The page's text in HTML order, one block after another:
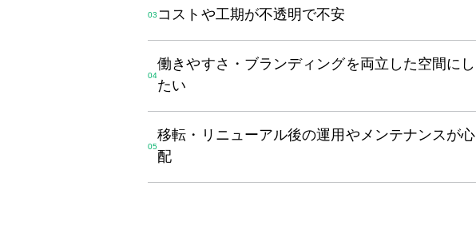
コストや工期が不透明で不安
働きやすさ・ブランディングを両立した空間にし
たい
移転・リニューアル後の運用やメンテナンスが心
配